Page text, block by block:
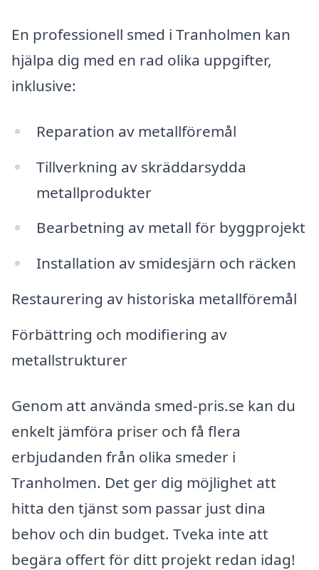
En professionell smed i Tranholmen kan
hjälpa dig med en rad olika uppgifter,
inklusive:
Reparation av metallföremål
Tillverkning av skräddarsydda
metallprodukter
Bearbetning av metall för byggprojekt
Installation av smidesjärn och räcken
Restaurering av historiska metallföremål
Förbättring och modifiering av
metallstrukturer
Genom att använda smed-pris.se kan du
enkelt jämföra priser och få flera
erbjudanden från olika smeder i
Tranholmen. Det ger dig möjlighet att
hitta den tjänst som passar just dina
behov och din budget. Tveka inte att
begära offert för ditt projekt redan idag!